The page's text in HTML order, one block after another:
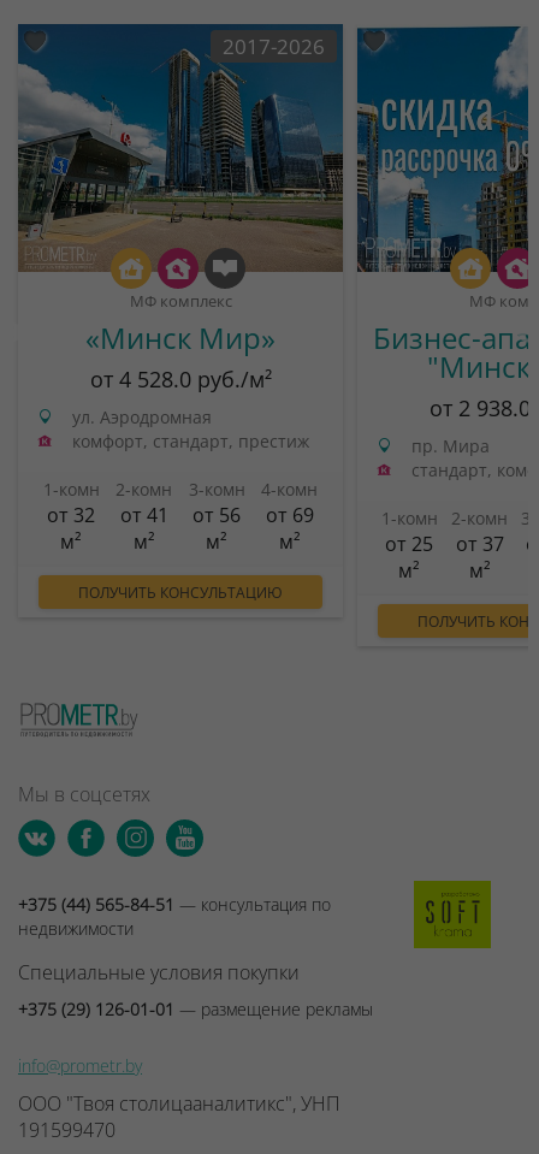
2017-2026
МФ комплекс
«Минск Мир»
от 4 528.0 руб./м²
ул. Аэродромная
комфорт, стандарт, престиж
1-комн
от 32
м²
2-комн
от 41
м²
3-комн
от 56
м²
4-комн
от 69
м²
ПОЛУЧИТЬ КОНСУЛЬТАЦИЮ
МФ
Бизнес-
от 2
пр. Мира
стандарт,
1-комн
от 25
м²
2-комн
от 37
м²
ПОЛУЧИТЬ
Мы в соцсетях
+375 (44) 565-84-51 — консультация по
недвижимости
Специальные условия покупки
+375 (29) 126-01-01 — размещение рекламы
info@prometr.by
ООО "Твоя столицааналитикс", УНП
191599470